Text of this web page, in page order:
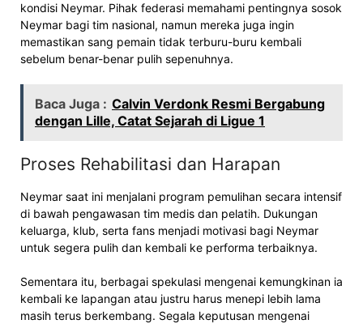
kondisi Neymar. Pihak federasi memahami pentingnya sosok
Neymar bagi tim nasional, namun mereka juga ingin
memastikan sang pemain tidak terburu-buru kembali
sebelum benar-benar pulih sepenuhnya.
Baca Juga : Calvin Verdonk Resmi Bergabung
dengan Lille, Catat Sejarah di Ligue 1
Proses Rehabilitasi dan Harapan
Neymar saat ini menjalani program pemulihan secara intensif
di bawah pengawasan tim medis dan pelatih. Dukungan
keluarga, klub, serta fans menjadi motivasi bagi Neymar
untuk segera pulih dan kembali ke performa terbaiknya.
Sementara itu, berbagai spekulasi mengenai kemungkinan ia
kembali ke lapangan atau justru harus menepi lebih lama
masih terus berkembang. Segala keputusan mengenai